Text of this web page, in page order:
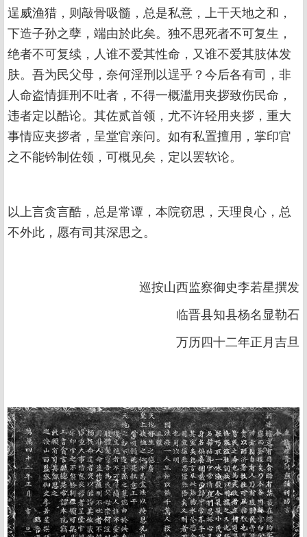
逞威渔猎，则敲骨吸髓，总是私意，上干天地之和，
下造子孙之孽，端由於此矣。独不思死者不可复生，
绝者不可复续，人谁不爱其性命，又谁不爱其肢体发
肤。吾为民父母，奈何淫刑以逞乎？今后各有司，非
人命盗情捱刑不吐者，不得一概滥用夹拶致伤民命，
违者定以酷论。其佐贰首领，尤不许轻用夹拶，重大
事情应夹拶者，呈堂官亲问。如有私置擅用，掌印官
之不能钤制佐领，可概见矣，定以罢软论。
以上言贪言酷，总是常谭，本院窃思，天理良心，总
不外此，愿有司其深思之。
巡按山西监察御史李若星撰发
临晋县知县杨名显勒石
万历四十二年正月吉旦